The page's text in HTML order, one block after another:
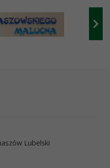
Lubelski